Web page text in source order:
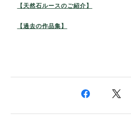
【天然石ルースのご紹介】
【過去の作品集】